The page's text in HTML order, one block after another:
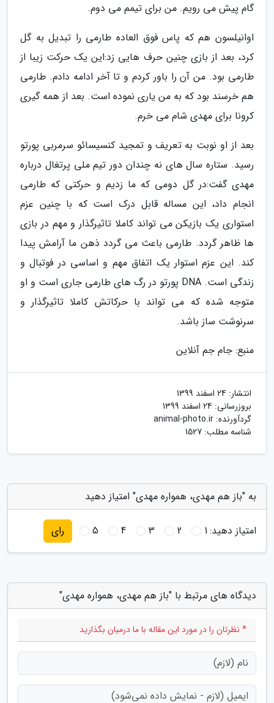
گام پیش می رویم. من برای تیمم می دوم.
اوانیلسون هم که پاس فوق العاده طارمی را تبدیل به گل
کرد، بعد از بازی چنین حرف هایی زد:این یک حرکت زیبا از
طارمی بود. من آن را باور کردم و تا آخر ادامه دادم. طارمی
هم خرسند بود که به من یاری نموده است. بعد از همه گیری
کرونا برای مهدی شام می خرم.
بعد از او نوبت به تعریف و تمجید کنسیسائو سرمربی پورتو
رسید. ستاره سال های نه چندان دور تیم ملی پرتغال درباره
مهدی گفت:در گل دومی که ما زدیم و حرکتی که طارمی
انجام داد، این مساله قابل درک است که با چنین عزم
استواری یک بازیکن می تواند کاملا تاثیرگذار و مهم در بازی
ها ظاهر گردد. طارمی باعث می گردد ذهن ما آرامش پیدا
کند. این عزم استوار یک اتفاق مهم و اساسی در فوتبال و
زندگی است. DNA پورتو در رگ های طارمی جاری است و او
متوجه شده که می تواند با حرکاتش کاملا تاثیرگذار و
سرنوشت ساز باشد.
منبع: جام جم آنلاین
انتشار: 24 اسفند 1399
بروزرسانی: 24 اسفند 1399
گردآورنده: animal-photo.ir
شناسه مطلب: 1527
به "باز هم مهدی، همواره مهدی" امتیاز دهید
امتیاز دهید:1
2
3
4
5 رای
دیدگاه های مرتبط با "باز هم مهدی، همواره مهدی"
* نظرتان را در مورد این مقاله با ما درمیان بگذارید